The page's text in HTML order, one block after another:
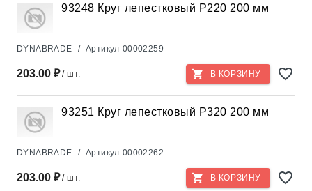
93248 Круг лепестковый Р220 200 мм
DYNABRADE / Артикул 00002259
203.00 ₽/ шт. В КОРЗИНУ
93251 Круг лепестковый Р320 200 мм
DYNABRADE / Артикул 00002262
203.00 ₽/ шт. В КОРЗИНУ